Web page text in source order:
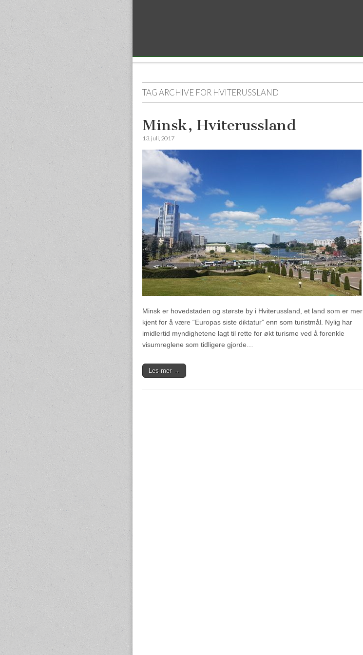
TAG ARCHIVE FOR HVITERUSSLAND
Minsk, Hviterussland
13. juli, 2017
Minsk er hovedstaden og største by i Hviterussland, et land som er mer
kjent for å være “Europas siste diktatur” enn som turistmål. Nylig har
imidlertid myndighetene lagt til rette for økt turisme ved å forenkle
visumreglene som tidligere gjorde…
Les mer →